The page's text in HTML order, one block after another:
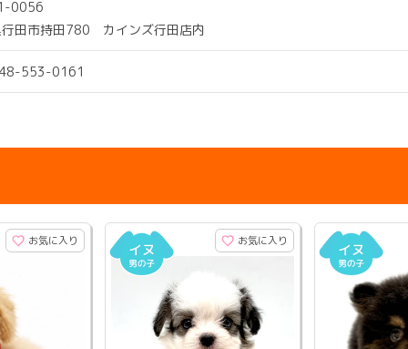
0056
行田市持田780 カインズ行田店内
553-0161
お気に入り お気に入り